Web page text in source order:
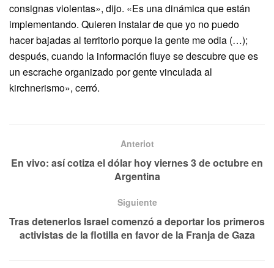
consignas violentas», dijo. «Es una dinámica que están
implementando. Quieren instalar de que yo no puedo
hacer bajadas al territorio porque la gente me odia (…);
después, cuando la información fluye se descubre que es
un escrache organizado por gente vinculada al
kirchnerismo», cerró.
Anteriot
En vivo: así cotiza el dólar hoy viernes 3 de octubre en
Argentina
Siguiente
Tras detenerlos Israel comenzó a deportar los primeros
activistas de la flotilla en favor de la Franja de Gaza